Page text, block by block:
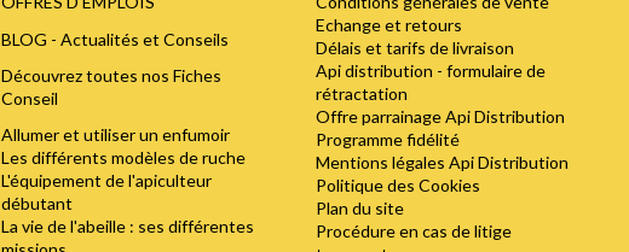
BLOG - Actualités et Conseils
Découvrez toutes nos Fiches
Conseil
Allumer et utiliser un enfumoir
Les différents modèles de ruche
L'équipement de l'apiculteur
débutant
La vie de l'abeille : ses différentes
Echange et retours
Délais et tarifs de livraison
Api distribution - formulaire de
rétractation
Offre parrainage Api Distribution
Programme fidélité
Mentions légales Api Distribution
Politique des Cookies
Plan du site
Procédure en cas de litige